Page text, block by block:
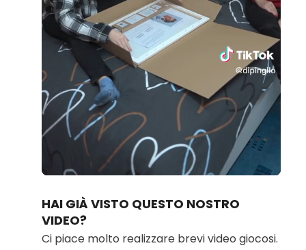
Unmute Loaded
HAI GIÀ VISTO QUESTO NOSTRO
VIDEO?
Ci piace molto realizzare brevi video giocosi.